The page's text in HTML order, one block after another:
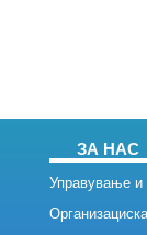
ЗА НАС
Управување и